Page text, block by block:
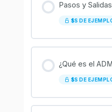
Pasos y Salidas
$S DE
¿Qué es el
$S DE